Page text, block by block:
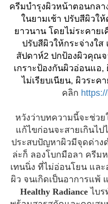
ครีมบำรุงผิวหน้าตอนกลา
ในยามเช้า ปรับสีผิวใ
ยาวนาน โดยไม่ระคาย
ปรับสีผิวให้กระจ่างใ
สัปดาห์2 ปกป้องผิวคุณ
เกราะป้องกันผิวอ่อนแอ
ไม่เรียบเนียน, ผิวระค
คลิก
หวังว่าบทความนี้จะช่ว
แก้ไขก่อนจะสายเกินไ
ประสบปัญหาผิวมีจุดด่าง
ล่ะก็ ลองโบกมือลา ครีม
เทนนิ่ง ที่ไม่อ่อนโยน และ
ผิว จนเกิดเป็นอาการแพ้
Healthy Radianceไบร